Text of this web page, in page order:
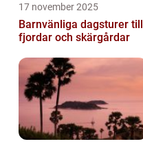
17 november 2025
Barnvänliga dagsturer till
fjordar och skärgårdar